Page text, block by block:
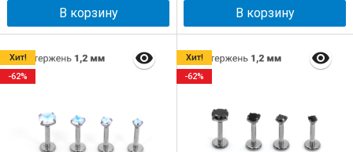
В корзину В корзину
Хит!
-62%
Хит!
-62%